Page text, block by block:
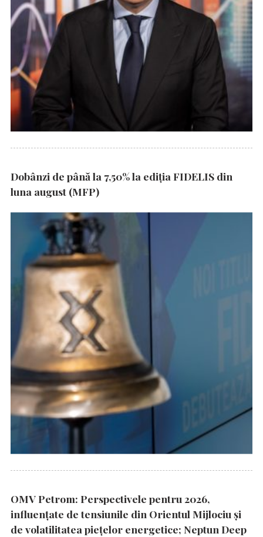
Dobânzi de până la 7,50% la ediția FIDELIS din
luna august (MFP)
OMV Petrom: Perspectivele pentru 2026,
influențate de tensiunile din Orientul Mijlociu și
de volatilitatea piețelor energetice; Neptun Deep